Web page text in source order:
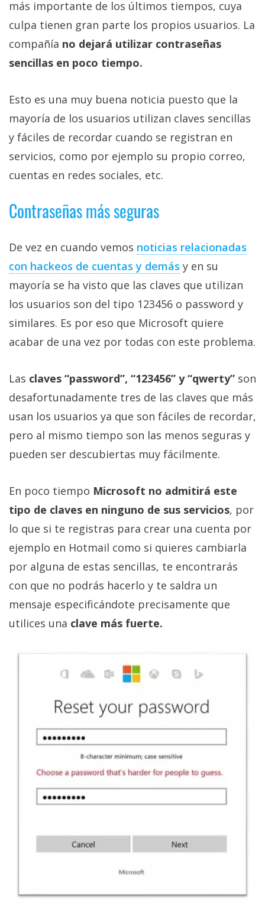
Más
temas
Sorteos
Foros
Contacto
/
Sobre
nosotros
/
opciones
de
privacidad
/
Aviso
Legal
digital donde
encontrarás
todas las
tecnología,
móviles,
ordenadores,
apps,
informática,
comparativas,
trucos y
tutoriales.
El Grupo
Informático
(CC) 2006-
2026.Algunos
derechos
reservados
más importante de los últimos tiempos, cuya
culpa tienen gran parte los propios usuarios. La
compañía no dejará utilizar contraseñas
sencillas en poco tiempo.
Esto es una muy buena noticia puesto que la
mayoría de los usuarios utilizan claves sencillas
y fáciles de recordar cuando se registran en
servicios, como por ejemplo su propio correo,
cuentas en redes sociales, etc.
Contraseñas más seguras
De vez en cuando vemos noticias relacionadas
con hackeos de cuentas y demás y en su
mayoría se ha visto que las claves que utilizan
los usuarios son del tipo 123456 o password y
similares. Es por eso que Microsoft quiere
acabar de una vez por todas con este problema.
Las claves “password”, “123456” y “qwerty” son
desafortunadamente tres de las claves que más
usan los usuarios ya que son fáciles de recordar,
pero al mismo tiempo son las menos seguras y
pueden ser descubiertas muy fácilmente.
En poco tiempo Microsoft no admitirá este
tipo de claves en ninguno de sus servicios, por
lo que si te registras para crear una cuenta por
ejemplo en Hotmail como si quieres cambiarla
por alguna de estas sencillas, te encontrarás
con que no podrás hacerlo y te saldra un
mensaje especificándote precisamente que
utilices una clave más fuerte.